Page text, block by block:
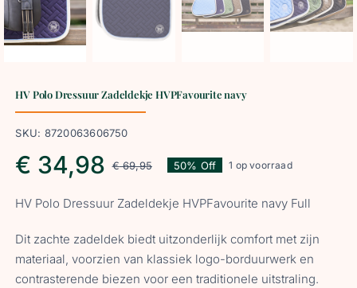
HV Polo Dressuur Zadeldekje HVPFavourite navy
SKU: 8720063606750
€69,95
was:
€ 34,98
is:
50% Off 1 op voorraad
HV Polo Dressuur Zadeldekje HVPFavourite navy Full
Dit zachte zadeldek biedt uitzonderlijk comfort met zijn
materiaal, voorzien van klassiek logo-borduurwerk en
contrasterende biezen voor een traditionele uitstraling.